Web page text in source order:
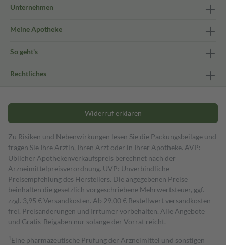
Unternehmen
Meine Apotheke
So geht's
Rechtliches
Widerruf erklären
Zu Risiken und Nebenwirkungen lesen Sie die Packungsbeilage und
fragen Sie Ihre Ärztin, Ihren Arzt oder in Ihrer Apotheke. AVP:
Üblicher Apothekenverkaufspreis berechnet nach der
Arzneimittelpreisverordnung. UVP: Unverbindliche
Preisempfehlung des Herstellers. Die angegebenen Preise
beinhalten die gesetzlich vorgeschriebene Mehrwertsteuer, ggf.
zzgl. 3,95 € Versandkosten. Ab 29,00 € Bestell­wert versand­kosten­
frei. Preisänderungen und Irrtümer vorbehalten. Alle Angebote
und Gratis-Beigaben nur solange der Vorrat reicht.
1 Eine pharmazeutische Prüfung der Arzneimittel und sonstigen